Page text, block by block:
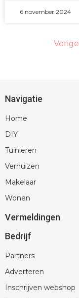
6 november 2024
Vorige
Navigatie
Home
DIY
Tuinieren
Verhuizen
Makelaar
Wonen
Vermeldingen
Bedrijf
Partners
Adverteren
Inschrijven webshop